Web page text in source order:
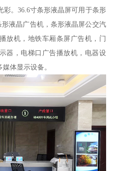
。36.6寸条形液晶屏可用于条形
液晶广告机，条形液晶屏公交汽
放机，地铁车厢条屏广告机，门
器，电梯口广告播放机，电器设
体显示设备。